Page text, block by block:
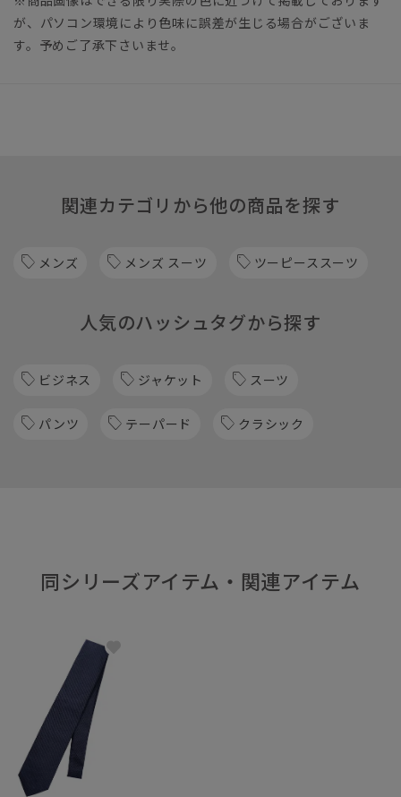
が、パソコン環境により色味に誤差が生じる場合がございま
す。予めご了承下さいませ。
関連カテゴリから他の商品を探す
メンズ メンズ スーツ ツーピーススーツ
人気のハッシュタグから探す
ビジネス ジャケット スーツ
パンツ テーパード クラシック
同シリーズアイテム・関連アイテム